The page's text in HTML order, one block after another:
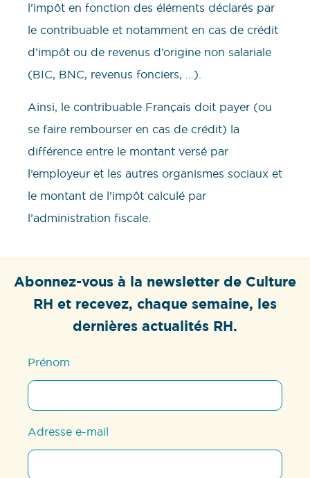
l’impôt en fonction des éléments déclarés par
le contribuable et notamment en cas de crédit
d’impôt ou de revenus d’origine non salariale
(BIC, BNC, revenus fonciers, …).
Ainsi, le contribuable Français doit payer (ou
se faire rembourser en cas de crédit) la
différence entre le montant versé par
l’employeur et les autres organismes sociaux et
le montant de l’impôt calculé par
l’administration fiscale.
Abonnez-vous à la newsletter de Culture
RH et recevez, chaque semaine, les
dernières actualités RH.
Prénom
Adresse e-mail